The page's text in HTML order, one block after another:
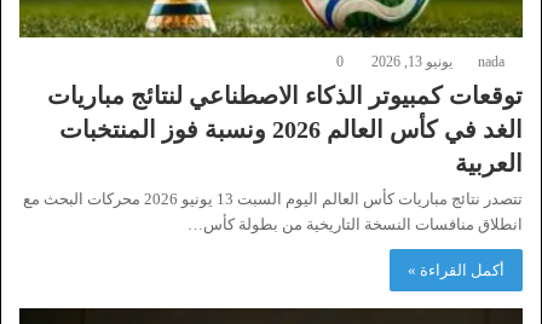
nada يونيو 13, 2026 0
توقعات كمبيوتر الذكاء الاصطناعي لنتائج مباريات
الغد في كأس العالم 2026 ونسبة فوز المنتخبات
العربية
تتصدر نتائج مباريات كأس العالم اليوم السبت 13 يونيو 2026 محركات البحث مع
انطلاق منافسات النسخة التاريخية من بطولة كأس…
أكمل القراءة »